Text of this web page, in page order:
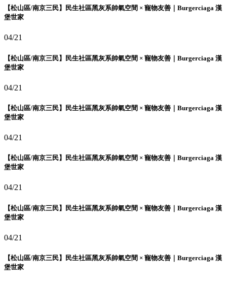
【松山區/南京三民】民生社區黑灰系帥氣空間 × 寵物友善｜Burgerciaga 漢
堡世家
04/21
【松山區/南京三民】民生社區黑灰系帥氣空間 × 寵物友善｜Burgerciaga 漢
堡世家
04/21
【松山區/南京三民】民生社區黑灰系帥氣空間 × 寵物友善｜Burgerciaga 漢
堡世家
04/21
【松山區/南京三民】民生社區黑灰系帥氣空間 × 寵物友善｜Burgerciaga 漢
堡世家
04/21
【松山區/南京三民】民生社區黑灰系帥氣空間 × 寵物友善｜Burgerciaga 漢
堡世家
04/21
【松山區/南京三民】民生社區黑灰系帥氣空間 × 寵物友善｜Burgerciaga 漢
堡世家